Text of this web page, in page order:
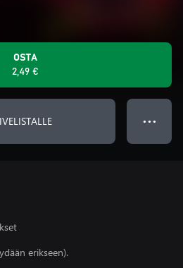
OSTA
2,49 €
● ● ●
erikseen).